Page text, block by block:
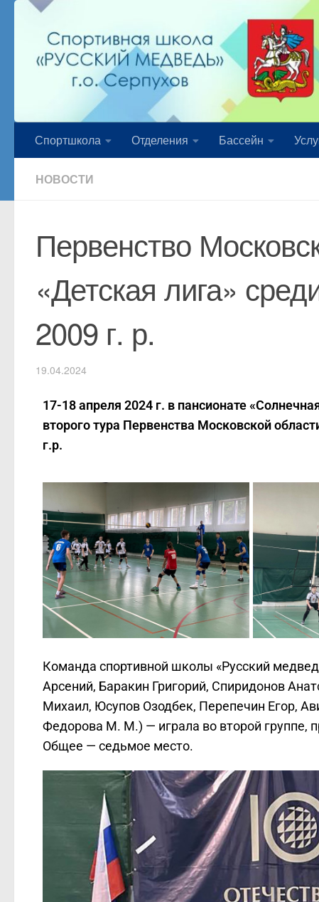
Спортшкола Отделения Бассейн
НОВОСТИ
Первенство
«Детская лига»
2009 г. р.
19.04.2024
17-18 апреля 2024 г. в пансионате
второго тура Первенства Московской
г.р.
Команда спортивной школы «Русский
Арсений, Баракин Григорий, Спиридонов
Михаил, Юсупов Озодбек, Перепечин Егор,
Федорова М. М.) — играла во второй группе,
Общее — седьмое место.